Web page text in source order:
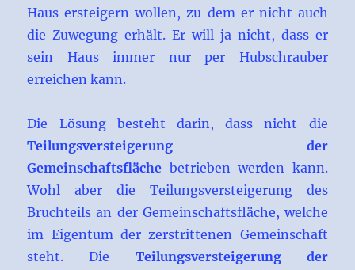
Haus ersteigern wollen, zu dem er nicht auch
die Zuwegung erhält. Er will ja nicht, dass er
sein Haus immer nur per Hubschrauber
erreichen kann.
Die Lösung besteht darin, dass nicht die
Teilungsversteigerung der
Gemeinschaftsfläche betrieben werden kann.
Wohl aber die Teilungsversteigerung des
Bruchteils an der Gemeinschaftsfläche, welche
im Eigentum der zerstrittenen Gemeinschaft
steht. Die Teilungsversteigerung der